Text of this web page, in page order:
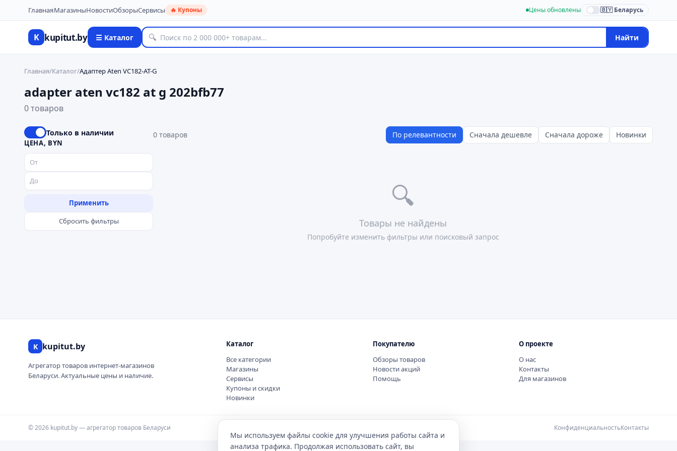
ГлавнаяМагазиныНовостиОбзорыСервисы 🔥 Купоны Цены обновлены 🇧🇾 Беларусь
K kupitut.by ☰ Каталог 🔍 Найти
Главная/Каталог/Адаптер Aten VC182-AT-G
adapter aten vc182 at g 202bfb77
0 товаров
Только в наличии
ЦЕНА, BYN
Применить
Сбросить фильтры
0 товаров По релевантности Сначала дешевле Сначала дороже Новинки
🔍
Товары не найдены
Попробуйте изменить фильтры или поисковый запрос
K kupitut.by
Агрегатор товаров интернет-магазинов
Беларуси. Актуальные цены и наличие.
Каталог
Все категории
Магазины
Сервисы
Купоны и скидки
Новинки
Покупателю
Обзоры товаров
Новости акций
Помощь
О проекте
О нас
Контакты
Для магазинов
© 2026 kupitut.by — агрегатор товаров Беларуси КонфиденциальностьКонтакты
Мы используем файлы cookie для улучшения работы сайта и
анализа трафика. Продолжая использовать сайт, вы